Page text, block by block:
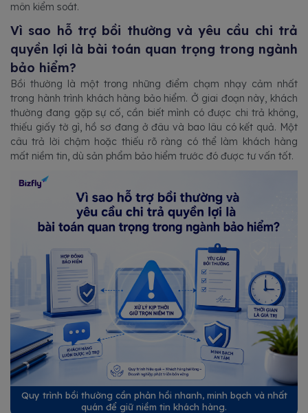
môn kiểm soát.
Vì sao hỗ trợ bồi thường và yêu cầu chi trả
quyền lợi là bài toán quan trọng trong ngành
bảo hiểm?
Bồi thường là một trong những điểm chạm nhạy cảm nhất
trong hành trình khách hàng bảo hiểm. Ở giai đoạn này, khách
thường đang gặp sự cố, cần biết mình có được chi trả không,
thiếu giấy tờ gì, hồ sơ đang ở đâu và bao lâu có kết quả. Một
câu trả lời chậm hoặc thiếu rõ ràng có thể làm khách hàng
mất niềm tin, dù sản phẩm bảo hiểm trước đó được tư vấn tốt.
Quy trình bồi thường cần phản hồi nhanh, minh bạch và nhất
quán để giữ niềm tin khách hàng.